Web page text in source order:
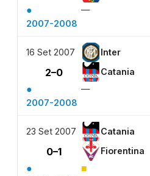
●
—
2007-2008
16 Set 2007 Inter
2–0 Catania
●
—
2007-2008
23 Set 2007 Catania
0–1 Fiorentina
● ■